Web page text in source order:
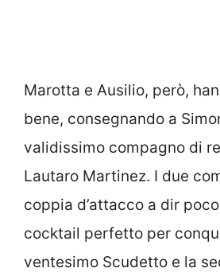
Marotta e Ausilio, però,
bene, consegnando a
validissimo compagno di
Lautaro Martinez. I due
coppia d’attacco a dir
cocktail perfetto per
ventesimo Scudetto e la